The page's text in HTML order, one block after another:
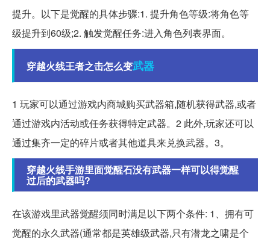
提升。以下是觉醒的具体步骤:1. 提升角色等级:将角色等
级提升到60级;2. 触发觉醒任务:进入角色列表界面。
穿越火线王者之击怎么变武器
1 玩家可以通过游戏内商城购买武器箱,随机获得武器,或者
通过游戏内活动或任务获得特定武器。2 此外,玩家还可以
通过集齐一定的碎片或者其他道具来兑换武器。3。
穿越火线手游里面觉醒石没有武器一样可以得觉醒
过后的武器吗?
在该游戏里武器觉醒须同时满足以下两个条件: 1、拥有可
觉醒的永久武器(通常都是英雄级武器,只有潜龙之啸是个